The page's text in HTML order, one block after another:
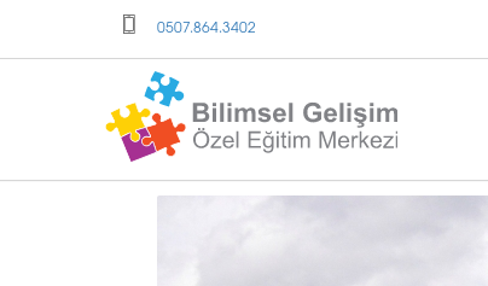
0507.864.3402